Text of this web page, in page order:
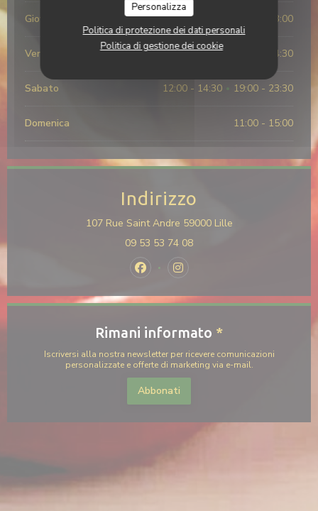
Personalizza
Politica di protezione dei dati personali
Politica di gestione dei cookie
Giovedi 19:00 - 23:00
Venerdi 19:00 - 23:30 12:00 - 14:30
Sabato 12:00 - 14:30 • 19:00 - 23:30
Domenica 11:00 - 15:00
Indirizzo
107 Rue Saint Andre 59000 Lille((apre una nuova
09 53 53 74 08
Facebook ((apre una nuova
Instagram ((apre una nuova
Rimani informato *
Iscriversi alla nostra newsletter per ricevere comunicazioni
personalizzate e offerte di marketing via e-mail.
Abbonati